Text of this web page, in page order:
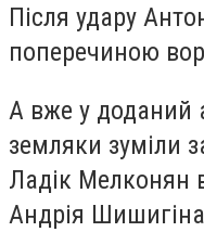
Після удару
поперечиною
А вже у доданий
земляки зуміли
Ладік Мелконян
Андрія